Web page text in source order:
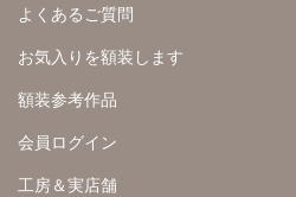
よくあるご質問
お気入りを額装します
額装参考作品
会員ログイン
工房＆実店舗